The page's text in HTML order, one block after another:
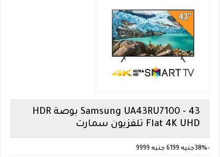
Samsung
UA43RU7100 - 43 بوصة HDR
Flat 4K UHD تلفزيون سمارت
-38% جنيه 6199 جنيه 9999